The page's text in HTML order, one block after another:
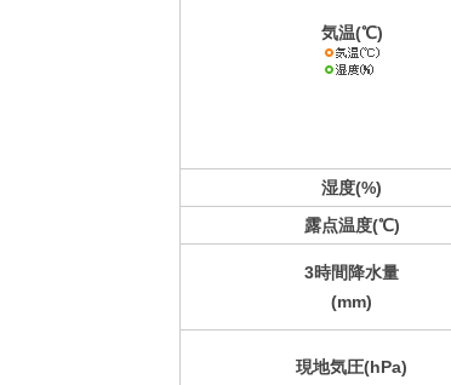
気温(℃)
湿度(%)
露点温度(℃)
3時間降水量
(mm)
現地気圧(hPa)